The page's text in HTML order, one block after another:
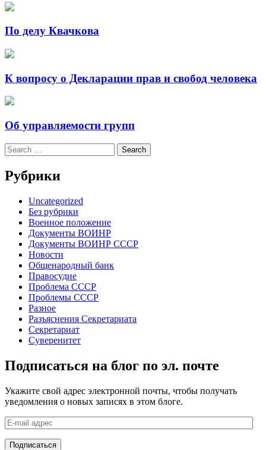
По делу Квачкова
К вопросу о Декларации прав и свобод человека
Об управляемости групп
Search
for:
Рубрики
Uncategorized
Без рубрики
Военное положение
Документы ВОИНР
Документы ВОИНР СССР
Новости
Общенародный банк
Правосудие
Проблема СССР
Проблемы СССР
Разное
Разъяснения Секретариата
Секретариат
Суверенитет
Подписаться на блог по эл. почте
Укажите свой адрес электронной почты, чтобы получать
уведомления о новых записях в этом блоге.
E-
mail
адрес
Подписаться